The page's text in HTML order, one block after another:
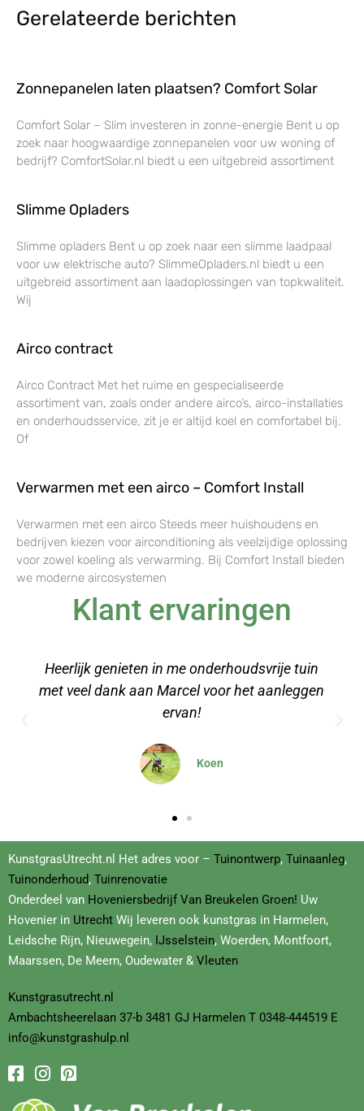
Gerelateerde berichten
Zonnepanelen laten plaatsen? Comfort Solar
Comfort Solar – Slim investeren in zonne-energie Bent u op
zoek naar hoogwaardige zonnepanelen voor uw woning of
bedrijf? ComfortSolar.nl biedt u een uitgebreid assortiment
Slimme Opladers
Slimme opladers Bent u op zoek naar een slimme laadpaal
voor uw elektrische auto? SlimmeOpladers.nl biedt u een
uitgebreid assortiment aan laadoplossingen van topkwaliteit.
Wij
Airco contract
Airco Contract Met het ruime en gespecialiseerde
assortiment van, zoals onder andere airco’s, airco-installaties
en onderhoudsservice, zit je er altijd koel en comfortabel bij.
Of
Verwarmen met een airco – Comfort Install
Verwarmen met een airco Steeds meer huishoudens en
bedrijven kiezen voor airconditioning als veelzijdige oplossing
voor zowel koeling als verwarming. Bij Comfort Install bieden
we moderne aircosystemen
Klant ervaringen
Een stuk kunstgras besteld voor onze
relaxruimte op kantoor, erg makkelijk aan te
leggen met de video's
Dominique
KunstgrasUtrecht.nl Het adres voor – Tuinontwerp, Tuinaanleg,
Tuinonderhoud, Tuinrenovatie
Onderdeel van Hoveniersbedrijf Van Breukelen Groen! Uw
Hovenier in Utrecht Wij leveren ook kunstgras in Harmelen,
Leidsche Rijn, Nieuwegein, IJsselstein, Woerden, Montfoort,
Maarssen, De Meern, Oudewater & Vleuten
Kunstgrasutrecht.nl
Ambachtsheerelaan 37-b 3481 GJ Harmelen T 0348-444519 E
info@kunstgrashulp.nl